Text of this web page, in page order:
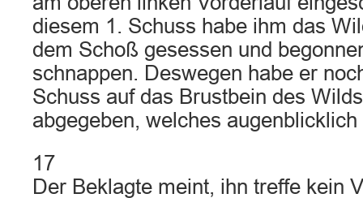
diesem 1. Schuss habe ihm das
dem Schoß gesessen und
schnappen. Deswegen habe er
Schuss auf das Brustbein des
abgegeben, welches
17
Der Beklagte meint, ihn treffe kein